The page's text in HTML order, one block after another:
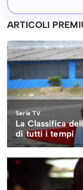
ARTICOLI